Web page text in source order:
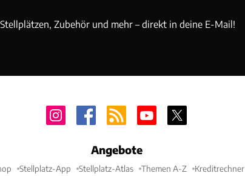
Zubehör und mehr – direkt in deine E-Mail!
Angebote
Stellplatz-App Stellplatz-Atlas Themen A-Z Kreditrechner